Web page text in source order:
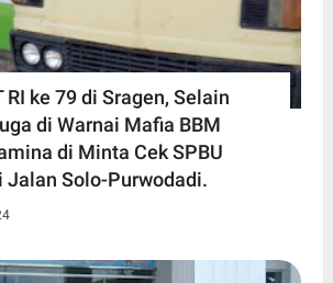
RI ke 79 di Sragen, Selain
di Warnai Mafia BBM
di Minta Cek SPBU
Jalan Solo-Purwodadi.